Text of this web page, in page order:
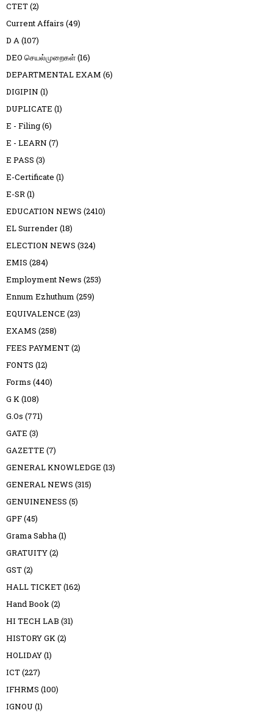
CTET(2)
Current Affairs (49)
D A(107)
DEO செயல்முறைகள்(16)
DEPARTMENTAL EXAM (6)
DIGIPIN (1)
DUPLICATE (1)
E - Filing(6)
E - LEARN (7)
E PASS (3)
E-Certificate (1)
E-SR(1)
EDUCATION NEWS (2410)
EL Surrender(18)
ELECTION NEWS (324)
EMIS (284)
Employment News (253)
Ennum Ezhuthum (259)
EQUIVALENCE (23)
EXAMS (258)
FEES PAYMENT(2)
FONTS (12)
Forms (440)
G K(108)
G.Os (771)
GATE (3)
GAZETTE (7)
GENERAL KNOWLEDGE (13)
GENERAL NEWS (315)
GENUINENESS (5)
GPF(45)
Grama Sabha(1)
GRATUITY(2)
GST(2)
HALL TICKET(162)
Hand Book(2)
HI TECH LAB (31)
HISTORY GK(2)
HOLIDAY(1)
ICT(227)
IFHRMS (100)
IGNOU (1)